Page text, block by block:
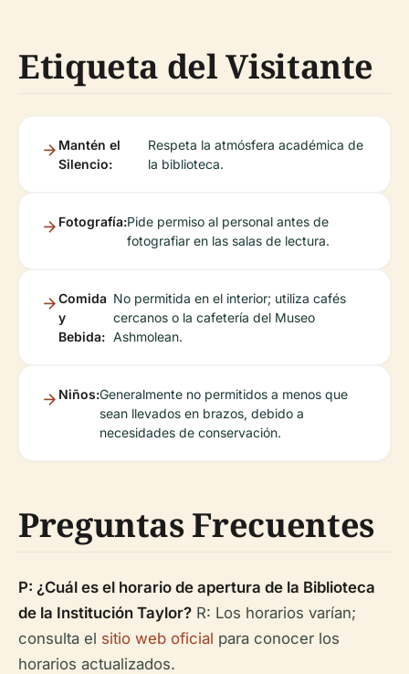
Etiqueta del Visitante
Mantén el
Silencio:
Respeta la atmósfera académica de
la biblioteca.
Fotografía:Pide permiso al personal antes de
fotografiar en las salas de lectura.
Comida
y
Bebida:
No permitida en el interior; utiliza cafés
cercanos o la cafetería del Museo
Ashmolean.
Niños:Generalmente no permitidos a menos que
sean llevados en brazos, debido a
necesidades de conservación.
Preguntas Frecuentes
P: ¿Cuál es el horario de apertura de la Biblioteca
de la Institución Taylor? R: Los horarios varían;
consulta el sitio web oficial para conocer los
horarios actualizados.